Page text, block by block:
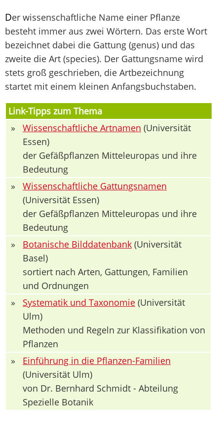
Der wissenschaftliche Name einer Pflanze
besteht immer aus zwei Wörtern. Das erste Wort
bezeichnet dabei die Gattung (genus) und das
zweite die Art (species). Der Gattungsname wird
stets groß geschrieben, die Artbezeichnung
startet mit einem kleinen Anfangsbuchstaben.
Link-Tipps zum Thema
»
Wissenschaftliche Artnamen (Universität
Essen)
der Gefäßpflanzen Mitteleuropas und ihre
Bedeutung
»
Wissenschaftliche Gattungsnamen
(Universität Essen)
der Gefäßpflanzen Mitteleuropas und ihre
Bedeutung
»
Botanische Bilddatenbank (Universität
Basel)
sortiert nach Arten, Gattungen, Familien
und Ordnungen
»
Systematik und Taxonomie (Universität
Ulm)
Methoden und Regeln zur Klassifikation von
Pflanzen
»
Einführung in die Pflanzen-Familien
(Universität Ulm)
von Dr. Bernhard Schmidt - Abteilung
Spezielle Botanik